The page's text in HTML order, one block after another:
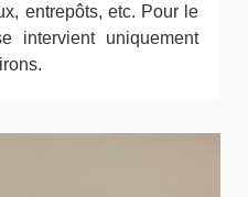
entrepôts, etc. Pour le
intervient uniquement